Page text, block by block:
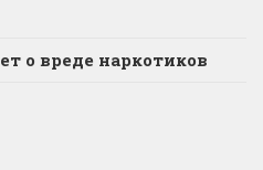
о вреде наркотиков